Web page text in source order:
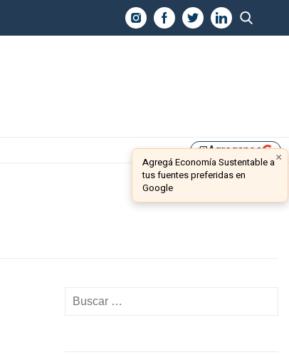
library_addAgreganos ×
Agregá Economía Sustentable a
tus fuentes preferidas en
Google